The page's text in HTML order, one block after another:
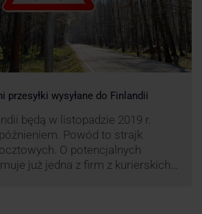
przesyłki wysyłane do Finlandii
będą w listopadzie 2019 r.
Powód to strajk
O potencjalnych
już jedna z firm z kurierskich